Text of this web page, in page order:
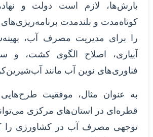
بارش‌ها، لازم است دولت و
کوتاه‌مدت و بلندمدت
را برای مدیریت مصرف آب،
آبیاری، اصلاح الگوی کشت، و
فناوری‌های نوین آب مانند
به عنوان مثال، موفقیت
قطره‌ای در استان‌های مرکزی
توجهی مصرف آب در کشاورزی را